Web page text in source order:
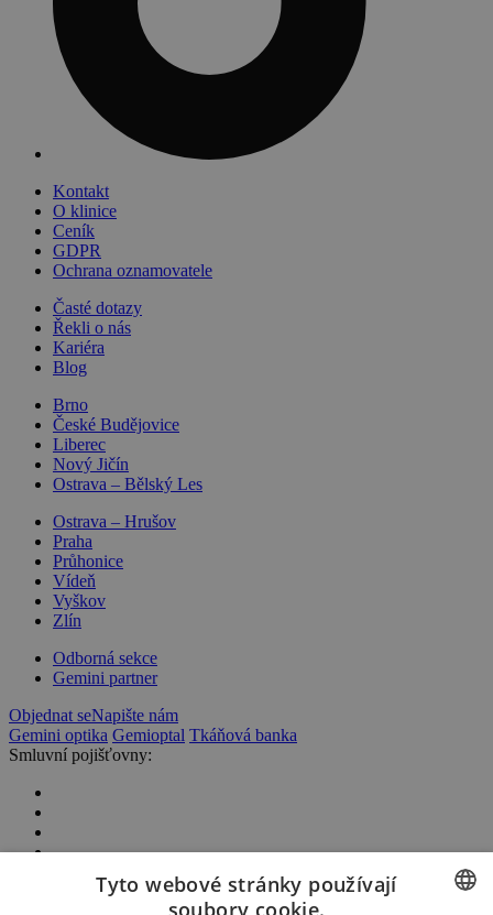
Kontakt
O klinice
Ceník
GDPR
Ochrana oznamovatele
Časté dotazy
Řekli o nás
Kariéra
Blog
Brno
České Budějovice
Liberec
Nový Jičín
Ostrava – Bělský Les
Ostrava – Hrušov
Praha
Průhonice
Vídeň
Vyškov
Zlín
Odborná sekce
Gemini partner
Objednat seNapište nám
Gemini optika Gemioptal Tkáňová banka
Smluvní pojišťovny:
Tyto webové stránky používají
soubory cookie.